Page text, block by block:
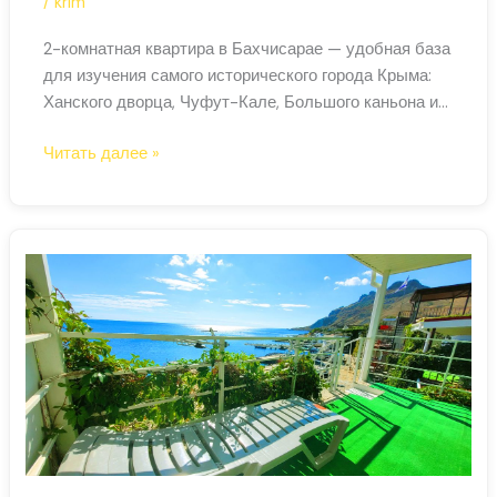
2-комнатная квартира в Бахчисарае — удобная база
для изучения самого исторического города Крыма:
Ханского дворца, Чуфут-Кале, Большого каньона и
крымских ханов Бахчисарай — единственный
слёз» Пушкина. Старый город с текиями, мечетями и
ремесленными мастерскими создаёт
2-
Бахчисарае
посуточно
Читать далее »